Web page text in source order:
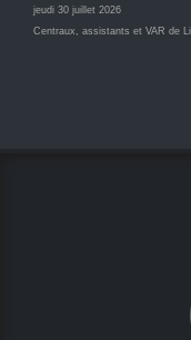
jeudi 30 juillet 2026
Centraux, assistants et VAR de